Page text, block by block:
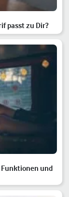
passt zu Dir?
und